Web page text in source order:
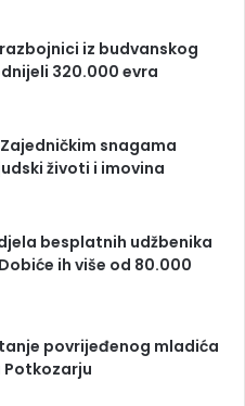
iz budvanskog
320.000 evra
snagama
životi i imovina
besplatnih udžbenika
ih više od 80.000
povrijeđenog mladića
Potkozarju